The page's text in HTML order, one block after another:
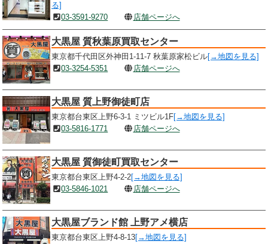
る]
03-3591-9270
店舗ページへ
大黒屋 質秋葉原買取センター
東京都千代田区外神田1-11-7 秋葉原家松ビル[→地図を見る]
03-3254-5351
店舗ページへ
大黒屋 質上野御徒町店
東京都台東区上野6-3-1 ミツビル1F[→地図を見る]
03-5816-1771
店舗ページへ
大黒屋 質御徒町買取センター
東京都台東区上野4-2-2[→地図を見る]
03-5846-1021
店舗ページへ
大黒屋ブランド館 上野アメ横店
東京都台東区上野4-8-13[→地図を見る]